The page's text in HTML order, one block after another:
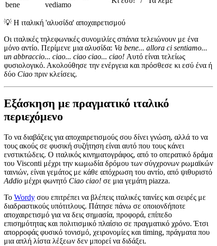
bene
vediamo
💡 Η ιταλική 'αλυσίδα' αποχαιρετισμού
Οι ιταλικές τηλεφωνικές συνομιλίες σπάνια τελειώνουν με ένα
μόνο αντίο. Περίμενε μια αλυσίδα: Va bene... allora ci sentiamo...
un abbraccio... ciao... ciao ciao... ciao! Αυτό είναι τελείως
φυσιολογικό. Ακολούθησε την ενέργεια και πρόσθεσε κι εσύ ένα ή
δύο Ciao πριν κλείσεις.
Εξάσκηση με πραγματικό ιταλικό
περιεχόμενο
Το να διαβάζεις για αποχαιρετισμούς σου δίνει γνώση, αλλά το να
τους ακούς σε φυσική συζήτηση είναι αυτό που τους κάνει
ενστικτώδεις. Ο ιταλικός κινηματογράφος, από το οπερατικό δράμα
του Visconti μέχρι την κωμωδία δρόμου των σύγχρονων ρωμαϊκών
ταινιών, είναι γεμάτος με κάθε απόχρωση του αντίο, από ψιθυριστό
Addio μέχρι φωνητό Ciao ciao! σε μια γεμάτη piazza.
Το Wordy σου επιτρέπει να βλέπεις ιταλικές ταινίες και σειρές με
διαδραστικούς υπότιτλους. Πάτησε πάνω σε οποιονδήποτε
αποχαιρετισμό για να δεις σημασία, προφορά, επίπεδο
επισημότητας και πολιτισμικό πλαίσιο σε πραγματικό χρόνο. Έτσι
απορροφάς φυσικό τονισμό, χειρονομίες και timing, πράγματα που
μια απλή λίστα λέξεων δεν μπορεί να διδάξει.